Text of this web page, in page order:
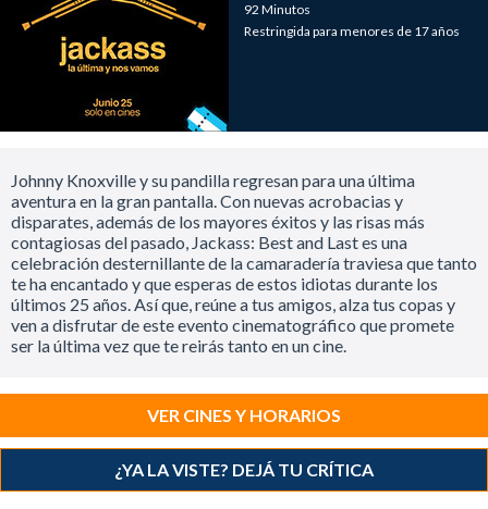
92 Minutos
Restringida para menores de 17 años
Johnny Knoxville y su pandilla regresan para una última
aventura en la gran pantalla. Con nuevas acrobacias y
disparates, además de los mayores éxitos y las risas más
contagiosas del pasado, Jackass: Best and Last es una
celebración desternillante de la camaradería traviesa que tanto
te ha encantado y que esperas de estos idiotas durante los
últimos 25 años. Así que, reúne a tus amigos, alza tus copas y
ven a disfrutar de este evento cinematográfico que promete
ser la última vez que te reirás tanto en un cine.
VER CINES Y HORARIOS
¿YA LA VISTE? DEJÁ TU CRÍTICA